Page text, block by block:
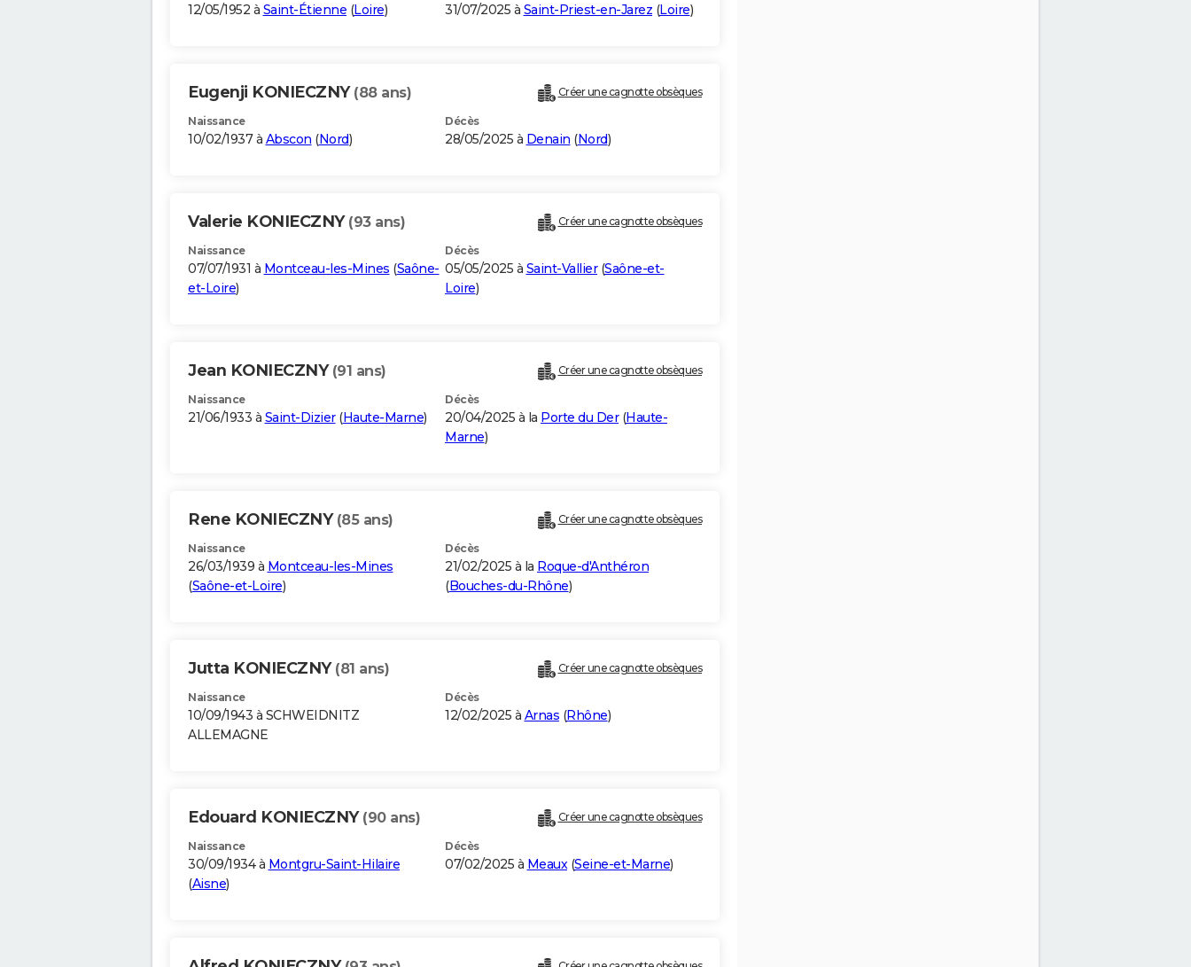
12/05/1952 à Saint-Étienne (Loire) 31/07/2025 à Saint-Priest-en-Jarez (Loire)
Eugenji KONIECZNY (88 ans) Créer une cagnotte obsèques
Naissance
10/02/1937 à Abscon (Nord)
Décès
28/05/2025 à Denain (Nord)
Valerie KONIECZNY (93 ans) Créer une cagnotte obsèques
Naissance
07/07/1931 à Montceau-les-Mines (Saône-
et-Loire)
Décès
05/05/2025 à Saint-Vallier(Saône-et-
Loire)
Jean KONIECZNY (91 ans) Créer une cagnotte obsèques
Naissance
21/06/1933 à Saint-Dizier(Haute-Marne)
Décès
20/04/2025 à la Porte du Der(Haute-
Marne)
Rene KONIECZNY (85 ans) Créer une cagnotte obsèques
Naissance
26/03/1939 à Montceau-les-Mines
(Saône-et-Loire)
Décès
21/02/2025 à la Roque-d'Anthéron
(Bouches-du-Rhône)
Jutta KONIECZNY (81 ans) Créer une cagnotte obsèques
Naissance
10/09/1943 à SCHWEIDNITZ
ALLEMAGNE
Décès
12/02/2025 à Arnas (Rhône)
Edouard KONIECZNY (90 ans) Créer une cagnotte obsèques
Naissance
30/09/1934 à Montgru-Saint-Hilaire
(Aisne)
Décès
07/02/2025 à Meaux(Seine-et-Marne)